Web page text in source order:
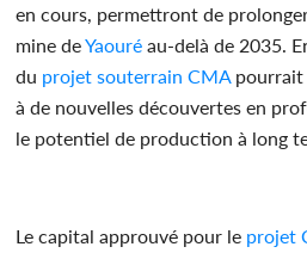
en cours, permettront de
mine deYaouré au-delà de 2035.
du projet souterrain CMA pourrait
à de nouvelles découvertes en
le potentiel de production à long
Le capital approuvé pour le projet